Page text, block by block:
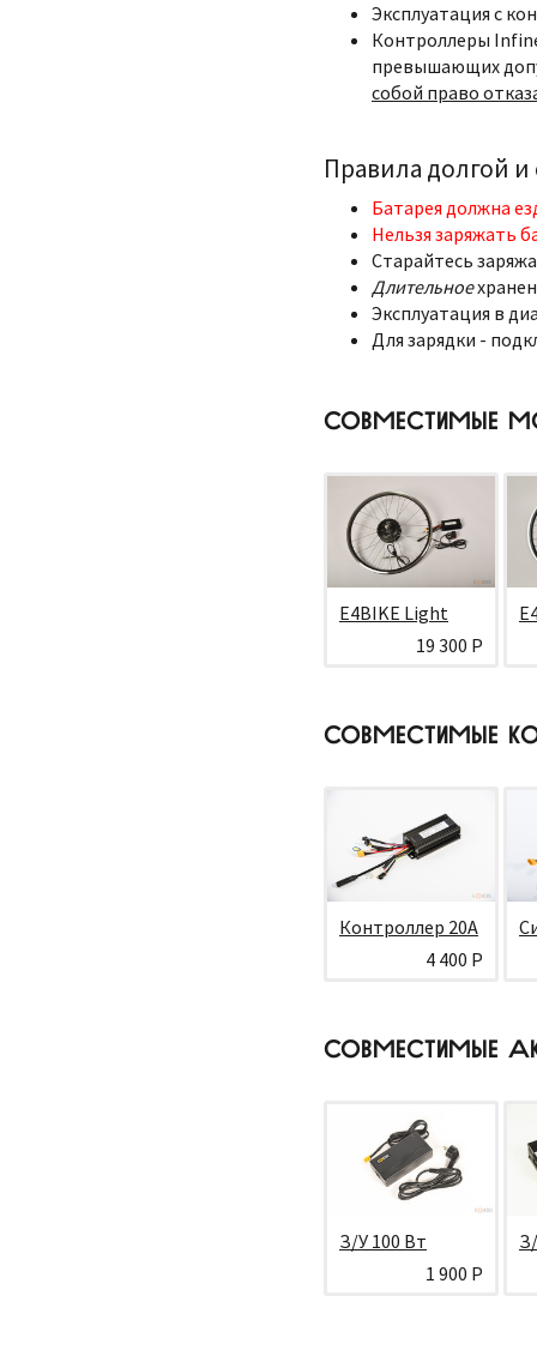
Эксплуатация с
Контроллеры
превышающих
собой право
Правила долгой
Батарея должна
Нельзя заряжать
Старайтесь
Длительное
Эксплуатация в
Для зарядки -
СОВМЕСТИМЫЕ
E4BIKE Light
19 300 Р
СОВМЕСТИМЫЕ
Контроллер 20А
4 400 Р
СОВМЕСТИМЫЕ
З/У 100 Вт
1 900 Р